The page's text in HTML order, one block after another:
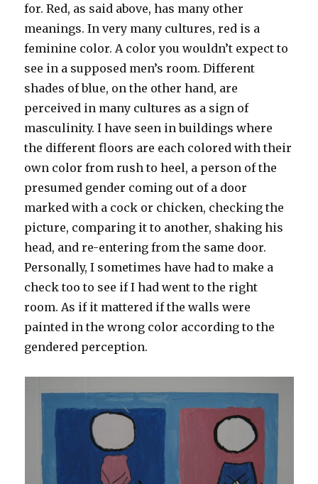
for. Red, as said above, has many other
meanings. In very many cultures, red is a
feminine color. A color you wouldn’t expect to
see in a supposed men’s room. Different
shades of blue, on the other hand, are
perceived in many cultures as a sign of
masculinity. I have seen in buildings where
the different floors are each colored with their
own color from rush to heel, a person of the
presumed gender coming out of a door
marked with a cock or chicken, checking the
picture, comparing it to another, shaking his
head, and re-entering from the same door.
Personally, I sometimes have had to make a
check too to see if I had went to the right
room. As if it mattered if the walls were
painted in the wrong color according to the
gendered perception.